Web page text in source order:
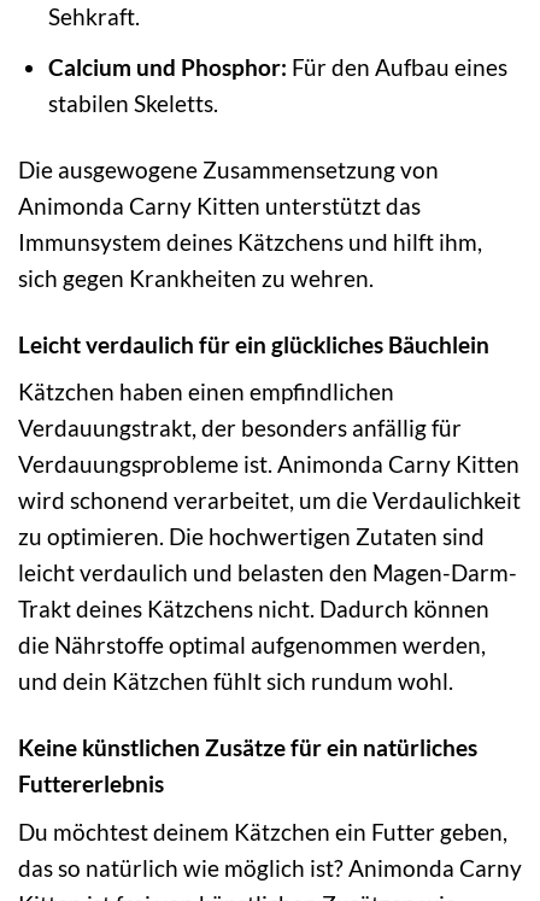
Sehkraft.
Calcium und Phosphor: Für den Aufbau eines
stabilen Skeletts.
Die ausgewogene Zusammensetzung von
Animonda Carny Kitten unterstützt das
Immunsystem deines Kätzchens und hilft ihm,
sich gegen Krankheiten zu wehren.
Leicht verdaulich für ein glückliches Bäuchlein
Kätzchen haben einen empfindlichen
Verdauungstrakt, der besonders anfällig für
Verdauungsprobleme ist. Animonda Carny Kitten
wird schonend verarbeitet, um die Verdaulichkeit
zu optimieren. Die hochwertigen Zutaten sind
leicht verdaulich und belasten den Magen-Darm-
Trakt deines Kätzchens nicht. Dadurch können
die Nährstoffe optimal aufgenommen werden,
und dein Kätzchen fühlt sich rundum wohl.
Keine künstlichen Zusätze für ein natürliches
Futtererlebnis
Du möchtest deinem Kätzchen ein Futter geben,
das so natürlich wie möglich ist? Animonda Carny